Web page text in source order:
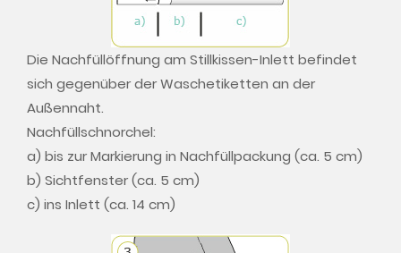
Die Nachfüllöffnung am Stillkissen-Inlett befindet
sich gegenüber der Waschetiketten an der
Außennaht.
Nachfüllschnorchel:
a) bis zur Markierung in Nachfüllpackung (ca. 5 cm)
b) Sichtfenster (ca. 5 cm)
c) ins Inlett (ca. 14 cm)